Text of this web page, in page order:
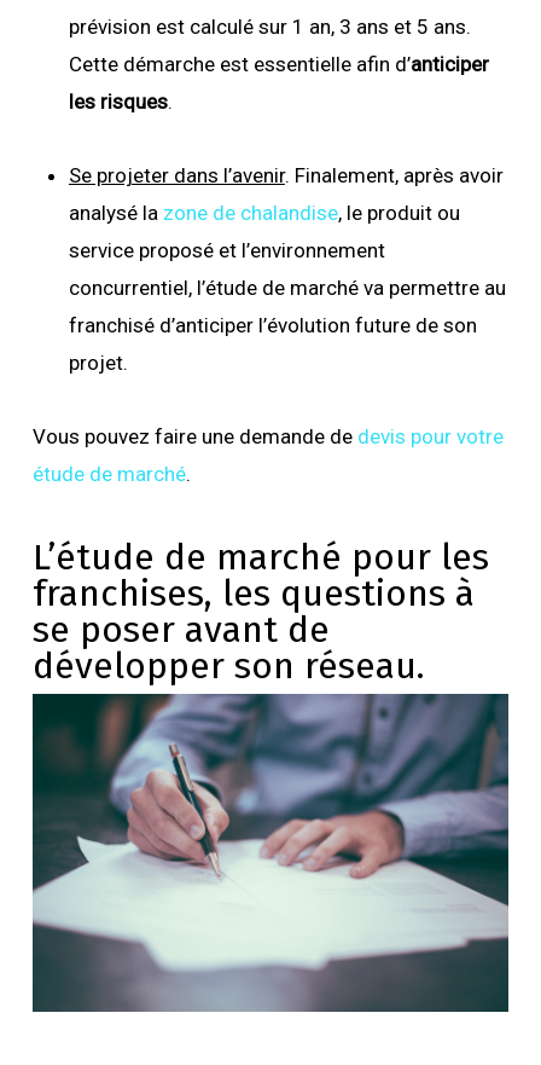
prévision est calculé sur 1 an, 3 ans et 5 ans.
Cette démarche est essentielle afin d’anticiper
les risques.
Se projeter dans l’avenir. Finalement, après avoir
analysé la zone de chalandise, le produit ou
service proposé et l’environnement
concurrentiel, l’étude de marché va permettre au
franchisé d’anticiper l’évolution future de son
projet.
Vous pouvez faire une demande de devis pour votre
étude de marché.
L’étude de marché pour les
franchises, les questions à
se poser avant de
développer son réseau.